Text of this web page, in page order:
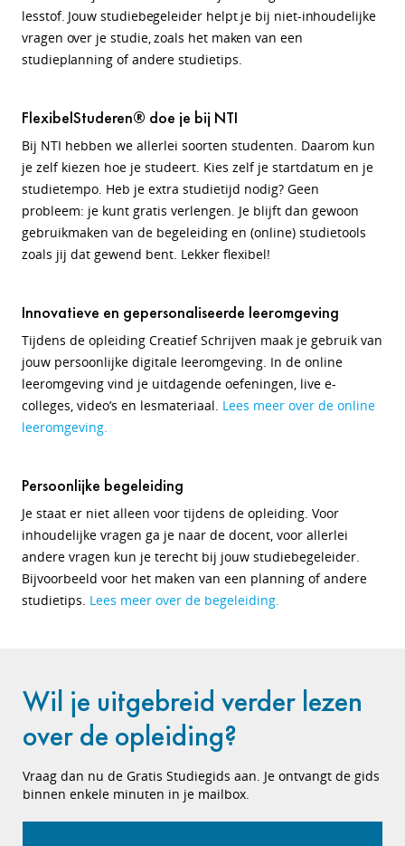
lesstof. Jouw studiebegeleider helpt je bij niet-inhoudelijke
vragen over je studie, zoals het maken van een
studieplanning of andere studietips.
FlexibelStuderen® doe je bij NTI
Bij NTI hebben we allerlei soorten studenten. Daarom kun
je zelf kiezen hoe je studeert. Kies zelf je startdatum en je
studietempo. Heb je extra studietijd nodig? Geen
probleem: je kunt gratis verlengen. Je blijft dan gewoon
gebruikmaken van de begeleiding en (online) studietools
zoals jij dat gewend bent. Lekker flexibel!
Innovatieve en gepersonaliseerde leeromgeving
Tijdens de opleiding Creatief Schrijven maak je gebruik van
jouw persoonlijke digitale leeromgeving. In de online
leeromgeving vind je uitdagende oefeningen, live e-
colleges, video’s en lesmateriaal. Lees meer over de online
leeromgeving.
Persoonlijke begeleiding
Je staat er niet alleen voor tijdens de opleiding. Voor
inhoudelijke vragen ga je naar de docent, voor allerlei
andere vragen kun je terecht bij jouw studiebegeleider.
Bijvoorbeeld voor het maken van een planning of andere
studietips. Lees meer over de begeleiding.
Wil je uitgebreid verder lezen
over de opleiding?
Vraag dan nu de Gratis Studiegids aan. Je ontvangt de gids
binnen enkele minuten in je mailbox.